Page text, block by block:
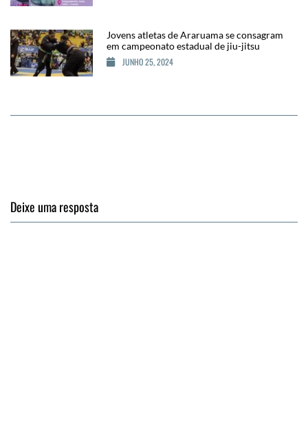
Jovens atletas de Araruama se consagram
em campeonato estadual de jiu-jitsu
JUNHO 25, 2024
Deixe uma resposta